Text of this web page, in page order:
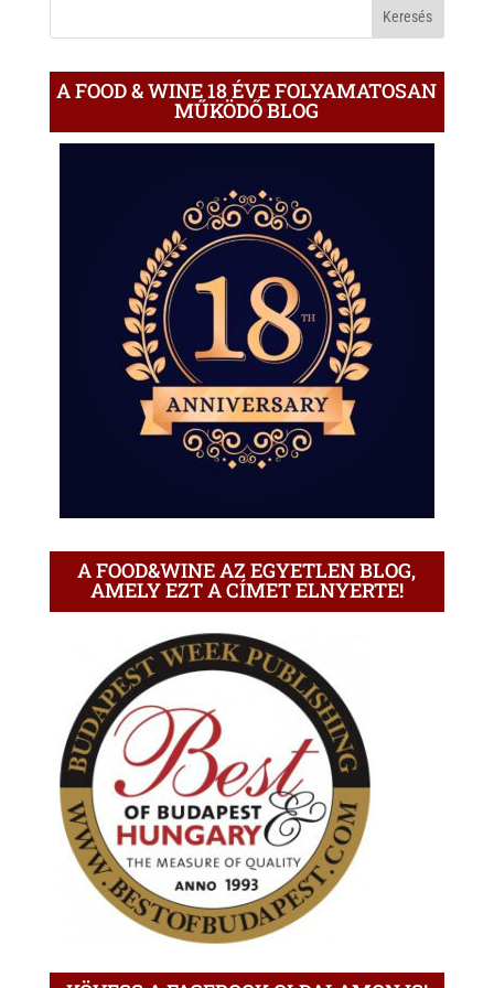
A FOOD & WINE 18 ÉVE FOLYAMATOSAN
MŰKÖDŐ BLOG
A FOOD&WINE AZ EGYETLEN BLOG,
AMELY EZT A CÍMET ELNYERTE!